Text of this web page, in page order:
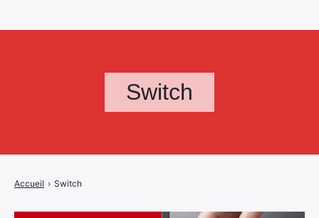
Switch
Accueil › Switch